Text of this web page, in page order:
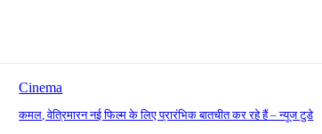
Cinema
कमल, वेत्रिमारन नई फिल्म के लिए प्रारंभिक बातचीत कर रहे हैं – न्यूज टुडे